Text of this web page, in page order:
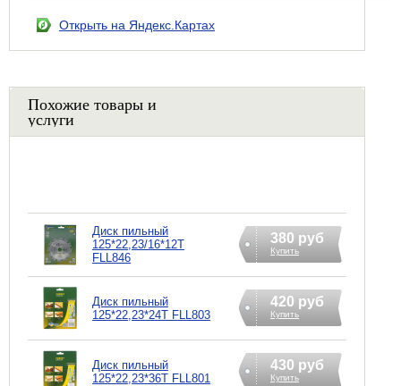
Открыть на Яндекс.Картах
Похожие товары и
услуги
Диск пильный
125*22,23/16*12Т
FLL846
380 руб
Купить
Диск пильный
125*22,23*24Т FLL803
420 руб
Купить
Диск пильный
125*22,23*36Т FLL801
430 руб
Купить